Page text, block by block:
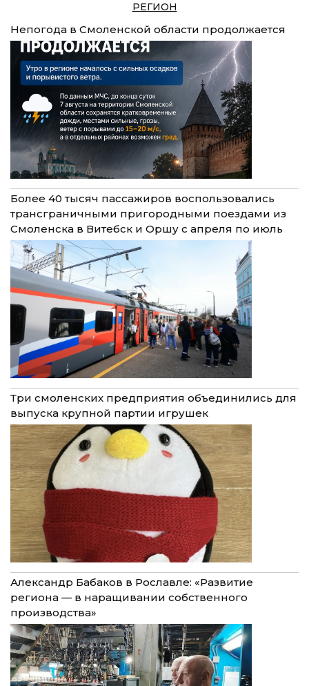
РЕГИОН
Непогода в Смоленской области продолжается
Более 40 тысяч пассажиров воспользовались
трансграничными пригородными поездами из
Смоленска в Витебск и Оршу с апреля по июль
Три смоленских предприятия объединились для
выпуска крупной партии игрушек
Александр Бабаков в Рославле: «Развитие
региона — в наращивании собственного
производства»